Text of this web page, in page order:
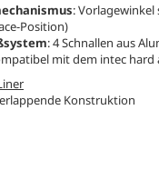
:
Position)
: 4 Schnallen aus
mit dem intec hard
Konstruktion